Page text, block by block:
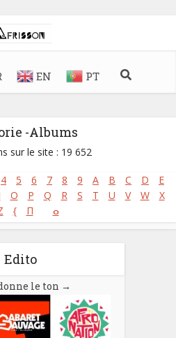
EN PT
-Albums
sur le site : 19 652
4 5 6 7 8 9 A B C D
E
O P Q R S T U V W
X
{ Π ⴰ
Edito
le ton →